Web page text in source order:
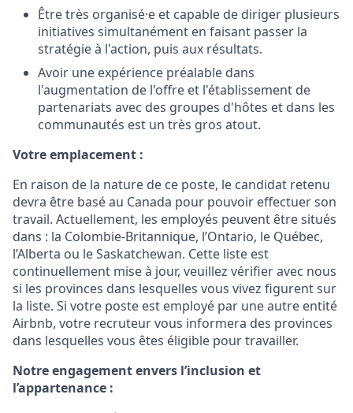
Être très organisé·e et capable de diriger plusieurs
initiatives simultanément en faisant passer la
stratégie à l'action, puis aux résultats.
Avoir une expérience préalable dans
l'augmentation de l'offre et l'établissement de
partenariats avec des groupes d'hôtes et dans les
communautés est un très gros atout.
Votre emplacement :
En raison de la nature de ce poste, le candidat retenu
devra être basé au Canada pour pouvoir effectuer son
travail. Actuellement, les employés peuvent être situés
dans : la Colombie-Britannique, l’Ontario, le Québec,
l’Alberta ou le Saskatchewan. Cette liste est
continuellement mise à jour, veuillez vérifier avec nous
si les provinces dans lesquelles vous vivez figurent sur
la liste. Si votre poste est employé par une autre entité
Airbnb, votre recruteur vous informera des provinces
dans lesquelles vous êtes éligible pour travailler.
Notre engagement envers l’inclusion et
l’appartenance :